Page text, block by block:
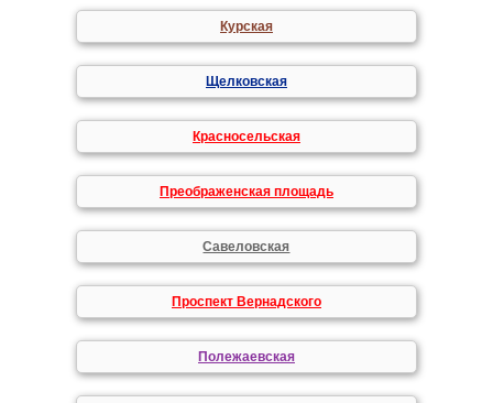
Курская
Щелковская
Красносельская
Преображенская площадь
Савеловская
Проспект Вернадского
Полежаевская